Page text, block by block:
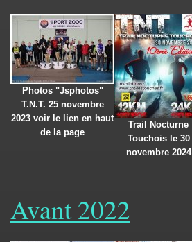
Photos "Jsphotos"
T.N.T. 25 novembre
2023 voir le lien en haut
de la page
Trail Nocturne
Touchois le 30
novembre 2024
Avant 2022